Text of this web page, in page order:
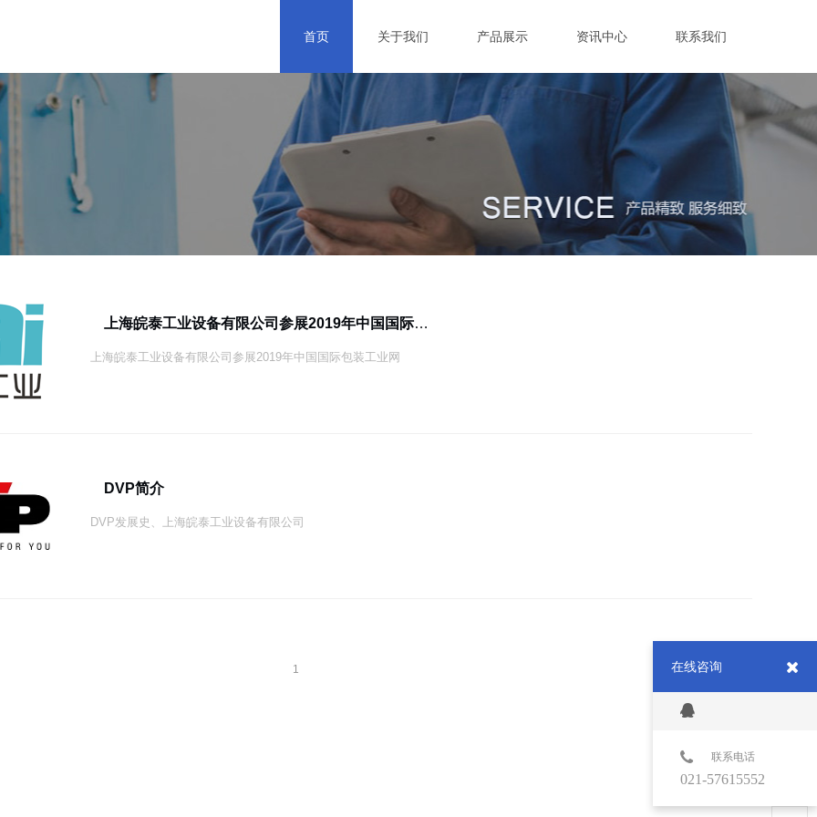
首页 关于我们 产品展示 资讯中心 联系我们
上海皖泰工业设备有限公司参展2019年中国国际包装工业网
上海皖泰工业设备有限公司参展2019年中国国际包装工业网
DVP简介
DVP发展史、上海皖泰工业设备有限公司
1 在线咨询
联系电话
021-57615552